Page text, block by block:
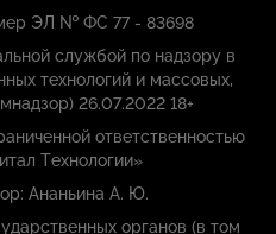
ЭЛ № ФС 77 - 83698
службой по надзору в
технологий и массовых,
26.07.2022 18+
ответственностью
Технологии»
Ананьина А. Ю.
органов (в том